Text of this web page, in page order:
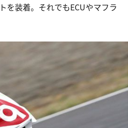
を装着。それでもECUやマフラ